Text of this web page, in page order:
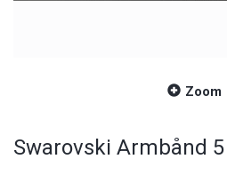
Zoom
Swarovski Armbånd